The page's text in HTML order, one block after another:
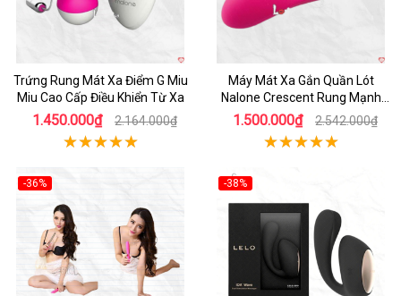
Trứng Rung Mát Xa Điểm G Miu
Miu Cao Cấp Điều Khiển Từ Xa
1.450.000₫ 2.164.000₫
Máy Mát Xa Gắn Quần Lót
Nalone Crescent Rung Mạnh
Silicon Cao Cấp
1.500.000₫ 2.542.000₫
-36%
-38%
Hot